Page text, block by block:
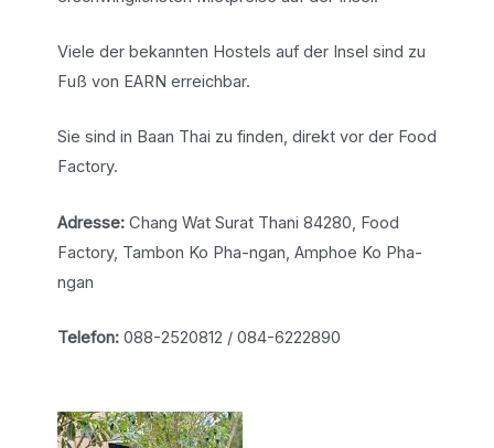
Viele der bekannten Hostels auf der Insel sind zu
Fuß von EARN erreichbar.
Sie sind in Baan Thai zu finden, direkt vor der Food
Factory.
Adresse:Chang Wat Surat Thani 84280, Food
Factory, Tambon Ko Pha-ngan, Amphoe Ko Pha-
ngan
Telefon:088-2520812 / 084-6222890